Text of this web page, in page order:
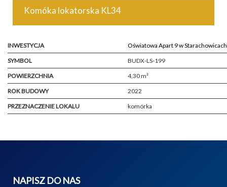
Komóka lokatorska KL34
INWESTYCJA
Oświatowa Apart 9 w Starachowicach
SYMBOL
BUDX-LS-199
POWIERZCHNIA
4,30 m²
ROK BUDOWY
2022
PRZEZNACZENIE LOKALU
komórka
NAPISZ DO NAS